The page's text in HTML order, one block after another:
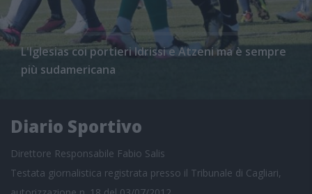
L'Iglesias coi portieri Idrissi e Atzeni ma è sempre
più sudamericana
Diario Sportivo
Direttore Responsabile Fabio Salis
Testata giornalistica registrata presso il Tribunale di Cagliari,